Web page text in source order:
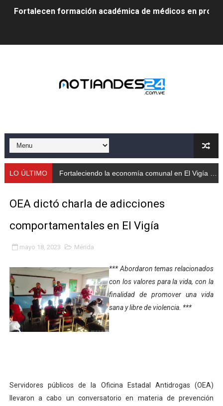
Fortalecen formación académica de médicos en
Fundecem inició con éxito el taller vacacional de
Iniciación al yoga reúne a diversos clubes deportivos
Mincomunas impulsa el autogobierno en Mérida con
Inicia el Plan Cultura Vacacional 2026 en el estado
Merideños disfrutarán del Plan Agosto Escuelas
Recreación y formación fortalecen la integración
Club "Rápidos de Zea" brilló en el Primer Festival de
Comunas de Obispo Ramos de Lora avanzan hacia el
LO ÚLTIMO Fortaleciendo la economía comunal en El Vigía con microcréditos a emprendedores y productores
OEA dictó charla de adicciones
comportamentales en El Vigía
mayo 18, 2023 Mérida
*** Abordaron temas relacionados
con los valores para la vida, con la
finalidad de promover una vida
sana y libre de violencia. ***
Servidores públicos de la Oficina Estadal Antidrogas (OEA)
llevaron a cabo un conversatorio en materia de prevención